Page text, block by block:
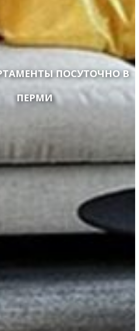
ПОСУТОЧНО В
ПЕРМИ